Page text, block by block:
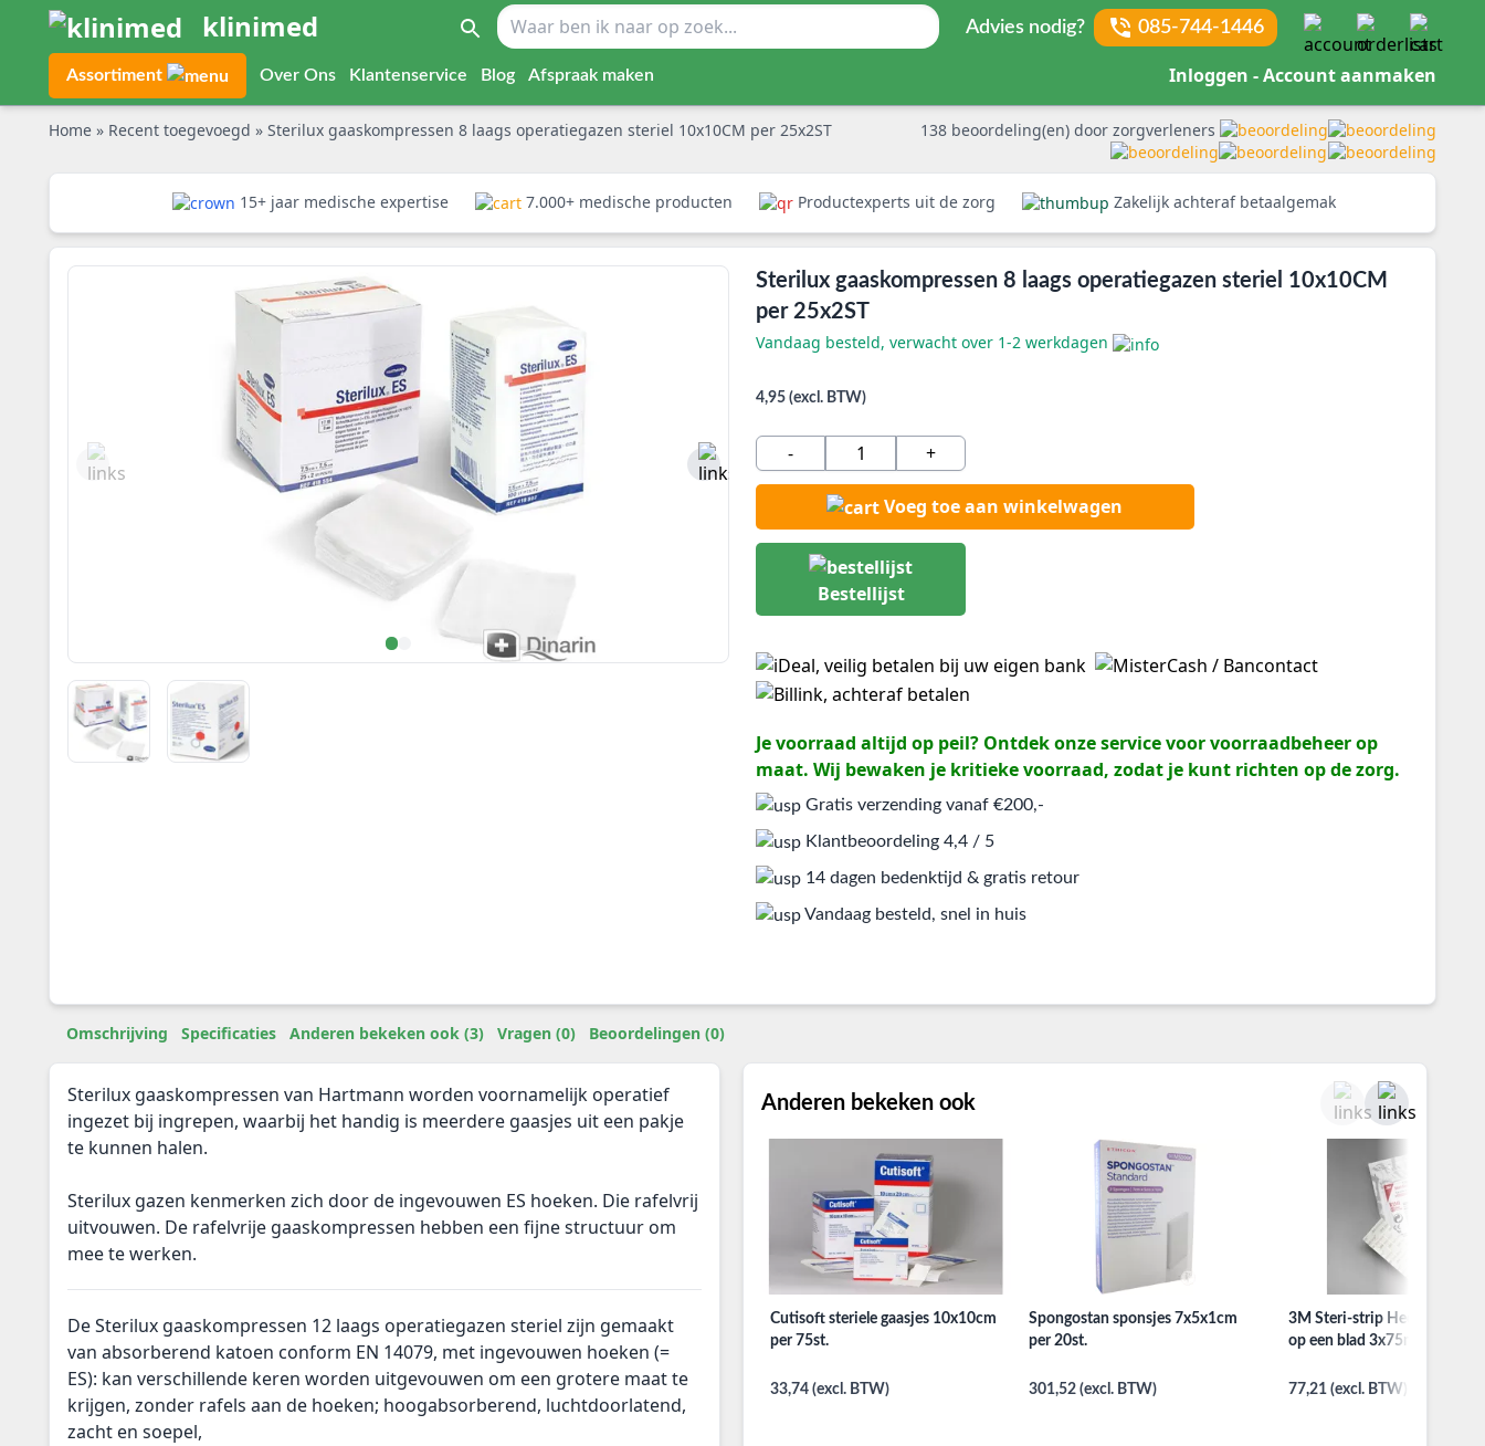
klinimed Advies nodig? 085-744-1446
Assortiment Over Ons Klantenservice Blog Afspraak maken Inloggen - Account aanmaken
Home » Recent toegevoegd » Sterilux gaaskompressen 8 laags operatiegazen steriel 10x10CM per 25x2ST 138 beoordeling(en) door zorgverleners
15+ jaar medische expertise 7.000+ medische producten Productexperts uit de zorg Zakelijk achteraf betaalgemak
Sterilux gaaskompressen 8 laags operatiegazen steriel 10x10CM
per 25x2ST
Vandaag besteld, verwacht over 1-2 werkdagen
4,95 (excl. BTW)
- +
Voeg toe aan winkelwagen
Bestellijst
Je voorraad altijd op peil? Ontdek onze service voor voorraadbeheer op
maat. Wij bewaken je kritieke voorraad, zodat je kunt richten op de zorg.
Gratis verzending vanaf €200,-
Klantbeoordeling 4,4 / 5
14 dagen bedenktijd & gratis retour
Vandaag besteld, snel in huis
Omschrijving Specificaties Anderen bekeken ook (3) Vragen (0) Beoordelingen (0)
Sterilux gaaskompressen van Hartmann worden voornamelijk operatief
ingezet bij ingrepen, waarbij het handig is meerdere gaasjes uit een pakje
te kunnen halen.
Sterilux gazen kenmerken zich door de ingevouwen ES hoeken. Die rafelvrij
uitvouwen. De rafelvrije gaaskompressen hebben een fijne structuur om
mee te werken.
De Sterilux gaaskompressen 12 laags operatiegazen steriel zijn gemaakt
van absorberend katoen conform EN 14079, met ingevouwen hoeken (=
ES): kan verschillende keren worden uitgevouwen om een grotere maat te
krijgen, zonder rafels aan de hoeken; hoogabsorberend, luchtdoorlatend,
zacht en soepel,
Anderen bekeken ook
Cutisoft steriele gaasjes 10x10cm
per 75st.
33,74 (excl. BTW)
Spongostan sponsjes 7x5x1cm
per 20st.
301,52 (excl. BTW)
3M Steri-strip Hechtstrips 5
op een blad 3x75mm per
77,21 (excl. BTW)